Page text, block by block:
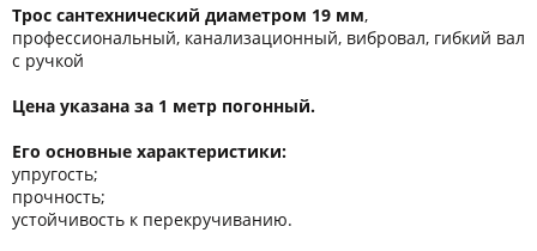
Трос сантехнический диаметром 19 мм,
профессиональный, канализационный, вибровал, гибкий вал
с ручкой
Цена указана за 1 метр погонный.
Его основные характеристики:
упругость;
прочность;
устойчивость к перекручиванию.